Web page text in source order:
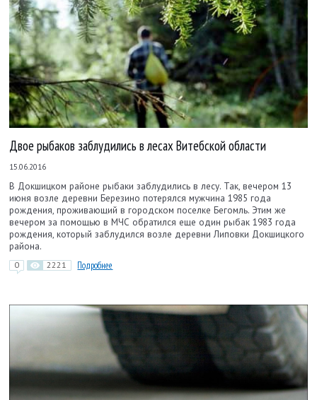
Двое рыбаков заблудились в лесах Витебской области
15.06.2016
В Докшицком районе рыбаки заблудились в лесу. Так, вечером 13
июня возле деревни Березино потерялся мужчина 1985 года
рождения, проживающий в городском поселке Бегомль. Этим же
вечером за помощью в МЧС обратился еще один рыбак 1983 года
рождения, который заблудился возле деревни Липовки Докшицкого
района.
0 2221 Подробнее